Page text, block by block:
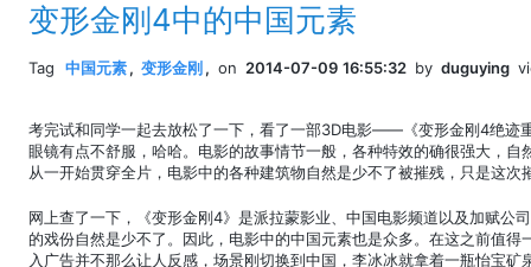
变形金刚4中的中国元素
Tag 中国元素, 变形金刚 , on 2014-07-09 16:55:32 by duguying
考完试和同学一起去放松了一下，看了一部3D电影——《变形金刚4绝迹
眼镜有点不舒服，哈哈。电影的故事情节一般，各种特效的确很强大，
从一开始贯穿全片，电影中的各种建筑物自然是少不了被摧残，只是这
网上查了一下，《变形金刚4》是派拉蒙影业、中国电影频道以及加赋公
的戏份自然是少不了。因此，电影中的中国元素也是众多。在这之前值
入广告并不那么让人反感，场景刚切换到中国，李冰冰就拿着一瓶怡宝